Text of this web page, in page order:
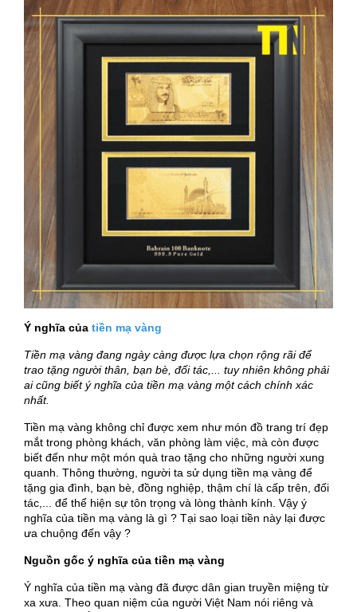
Ý nghĩa của tiền mạ vàng
Tiền mạ vàng đang ngày càng được lựa chọn rộng rãi để
trao tặng người thân, bạn bè, đối tác,... tuy nhiên không phải
ai cũng biết ý nghĩa của tiền mạ vàng một cách chính xác
nhất.
Tiền mạ vàng không chỉ được xem như món đồ trang trí đẹp
mắt trong phòng khách, văn phòng làm việc, mà còn được
biết đến như một món quà trao tặng cho những người xung
quanh. Thông thường, người ta sử dụng tiền mạ vàng để
tặng gia đình, bạn bè, đồng nghiệp, thậm chí là cấp trên, đối
tác,... để thể hiện sự tôn trọng và lòng thành kính. Vậy ý
nghĩa của tiền mạ vàng là gì ? Tại sao loại tiền này lại được
ưa chuộng đến vậy ?
Nguồn gốc ý nghĩa của tiền mạ vàng
Ý nghĩa của tiền mạ vàng đã được dân gian truyền miệng từ
xa xưa. Theo quan niệm của người Việt Nam nói riêng và